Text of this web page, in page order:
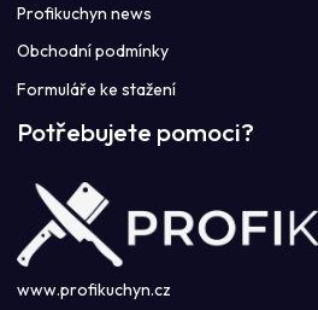
Profikuchyn news
Obchodní podmínky
Formuláře ke stažení
Potřebujete pomoci?
www.profikuchyn.cz